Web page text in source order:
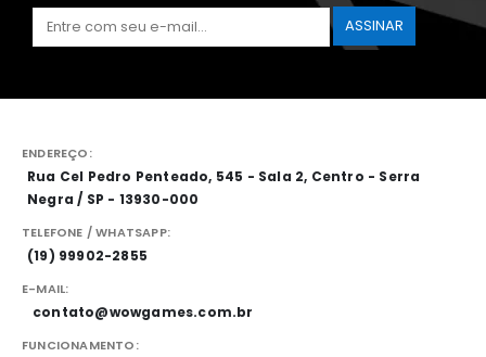
ENDEREÇO:
Rua Cel Pedro Penteado, 545 - Sala 2, Centro - Serra
Negra / SP - 13930-000
TELEFONE / WHATSAPP:
(19) 99902-2855
E-MAIL:
contato@wowgames.com.br
FUNCIONAMENTO: